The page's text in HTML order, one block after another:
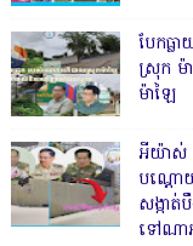
បែកធ្ល
ស្រុក ម៉
ម៉ាឡៃ
អីយ៉ាស់
បណ្ដោ
សង្កាត់
ទៅណា